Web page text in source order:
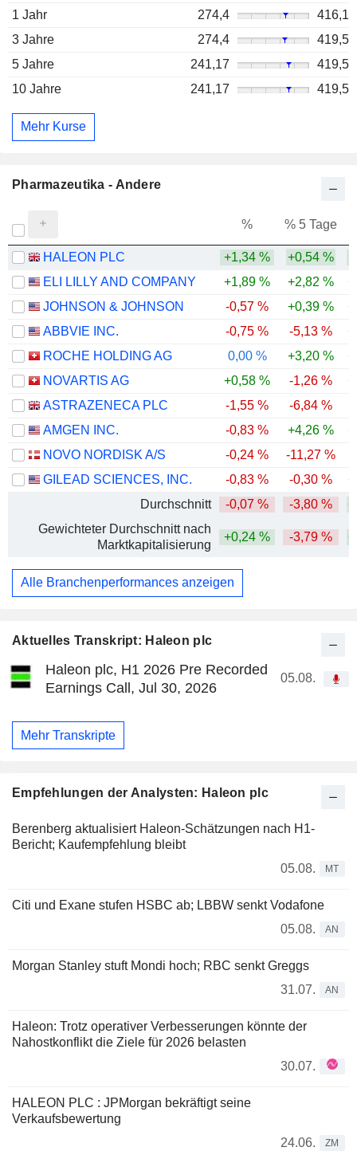
Aktuelles Transkript: Haleon plc
Haleon plc, H1 2026 Pre Recorded
Earnings Call, Jul 30, 2026
05.08.
Mehr Transkripte
Empfehlungen der Analysten: Haleon plc
Berenberg aktualisiert Haleon-Schätzungen nach H1-
Bericht; Kaufempfehlung bleibt
05.08.
MT
Citi und Exane stufen HSBC ab; LBBW senkt Vodafone
05.08.
AN
Morgan Stanley stuft Mondi hoch; RBC senkt Greggs
31.07.
AN
Haleon: Trotz operativer Verbesserungen könnte der
Nahostkonflikt die Ziele für 2026 belasten
30.07.
HALEON PLC : JPMorgan bekräftigt seine
Verkaufsbewertung
24.06.
ZM
1 Jahr 274,4
416,1
3 Jahre
274,4
419,5
5 Jahre
241,17
419,5
10 Jahre
241,17 419,5
Mehr Kurse
Pharmazeutika - Andere
% % 5 Tage
HALEON PLC +1,34 % +0,54 %
ELI LILLY AND COMPANY
+1,89 % +2,82 %
JOHNSON & JOHNSON
-0,57 % +0,39 %
ABBVIE INC.
-0,75 % -5,13 %
ROCHE HOLDING AG
0,00 % +3,20 %
NOVARTIS AG
+0,58 % -1,26 %
ASTRAZENECA PLC
-1,55 % -6,84 %
AMGEN INC.
-0,83 % +4,26 %
NOVO NORDISK A/S
-0,24 % -11,27 %
GILEAD SCIENCES, INC.
-0,83 % -0,30 %
Durchschnitt
-0,07 % -3,80 %
Gewichteter Durchschnitt nach
Marktkapitalisierung
+0,24 % -3,79 %
Alle Branchenperformances anzeigen